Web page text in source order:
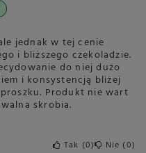
jednak w tej cenie
i bliższego czekoladzie.
do niej dużo
i konsystencją bliżej
Produkt nie wart
skrobia.
Tak 0 Nie 0